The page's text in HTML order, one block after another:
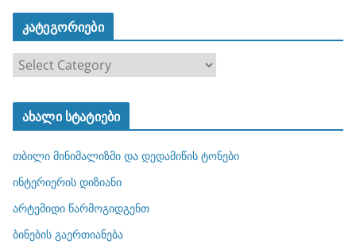
კატეგორიები
ტ
ო
რ
ბ
ახალი სტატიები
თბილი მინიმალიზმი და დედამიწის ტონები
ინტერიერის დიზიანი
არტემიდი წარმოგიდგენთ
ბინების გაერთიანება